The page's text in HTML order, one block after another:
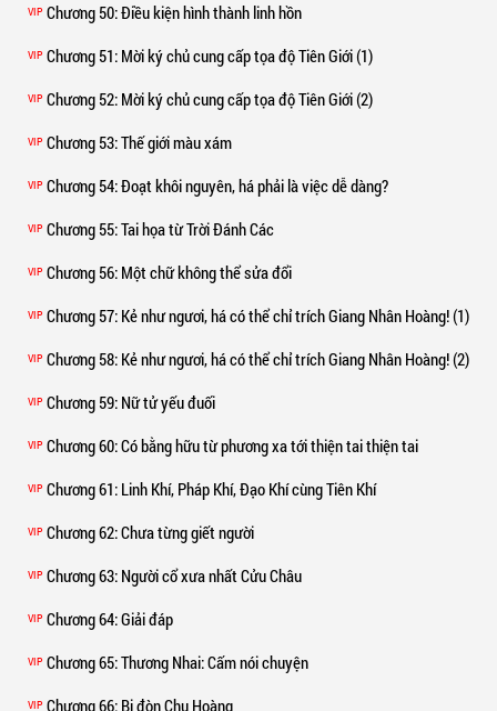
VIP Chương 50: Điều kiện hình thành linh hồn
VIP Chương 51: Mời ký chủ cung cấp tọa độ Tiên Giới (1)
VIP Chương 52: Mời ký chủ cung cấp tọa độ Tiên Giới (2)
VIP Chương 53: Thế giới màu xám
VIP Chương 54: Đoạt khôi nguyên, há phải là việc dễ dàng?
VIP Chương 55: Tai họa từ Trời Đánh Các
VIP Chương 56: Một chữ không thể sửa đổi
VIP Chương 57: Kẻ như ngươi, há có thể chỉ trích Giang Nhân Hoàng! (1)
VIP Chương 58: Kẻ như ngươi, há có thể chỉ trích Giang Nhân Hoàng! (2)
VIP Chương 59: Nữ tử yếu đuối
VIP Chương 60: Có bằng hữu từ phương xa tới thiện tai thiện tai
VIP Chương 61: Linh Khí, Pháp Khí, Đạo Khí cùng Tiên Khí
VIP Chương 62: Chưa từng giết người
VIP Chương 63: Người cổ xưa nhất Cửu Châu
VIP Chương 64: Giải đáp
VIP Chương 65: Thương Nhai: Cấm nói chuyện
VIP Chương 66: Bị đòn Chu Hoàng